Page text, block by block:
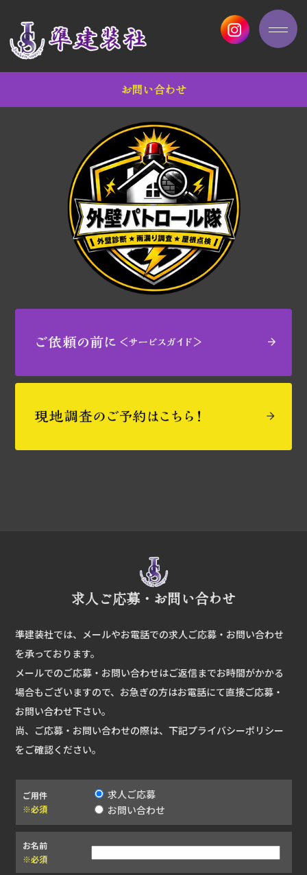
お問い合わせ
求人ご応募・お問い合わせ
準建装社では、メールやお電話での求人ご応募・お問い合わせ
を承っております。
メールでのご応募・お問い合わせはご返信までお時間がかかる
場合もございますので、お急ぎの方はお電話にて直接ご応募・
お問い合わせ下さい。
尚、ご応募・お問い合わせの際は、下記プライバシーポリシー
をご確認ください。
ご用件
※必須
求人ご応募
お問い合わせ
お名前
※必須